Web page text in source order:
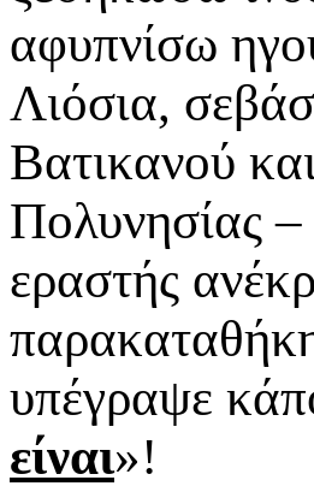
αφυπνίσω
Λιόσια,
Βατικανού
Πολυνησίας –
εραστής
υπέγραψε
είναι»!